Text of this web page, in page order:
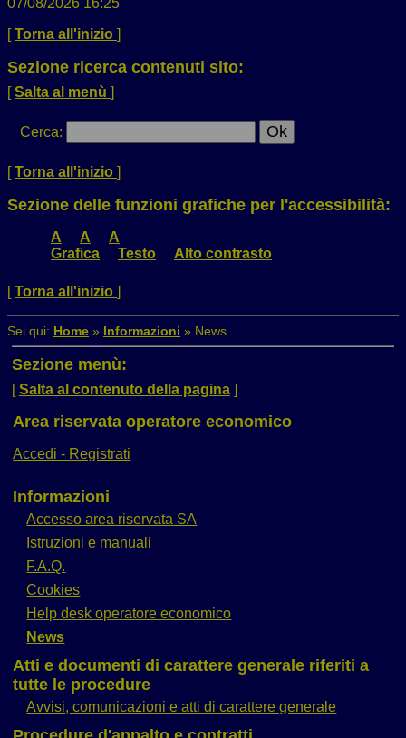
07/08/2026 16:25
[Torna all'inizio ]
Sezione ricerca contenuti sito:
[Salta al menù ]
Cerca:
[Torna all'inizio ]
Sezione delle funzioni grafiche per l'accessibilità:
A A
A
Grafica
Testo Alto contrasto
[Torna all'inizio ]
Sei qui: Home » Informazioni » News
Sezione menù:
[Salta al contenuto della pagina]
Area riservata operatore economico
Accedi - Registrati
Informazioni
Accesso area riservata SA
Istruzioni e manuali
F.A.Q.
Cookies
Help desk operatore economico
News
Atti e documenti di carattere generale riferiti a
tutte le procedure
Avvisi, comunicazioni e atti di carattere generale